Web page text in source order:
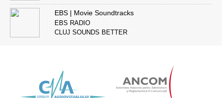
EBS | Movie Soundtracks
EBS RADIO
CLUJ SOUNDS BETTER